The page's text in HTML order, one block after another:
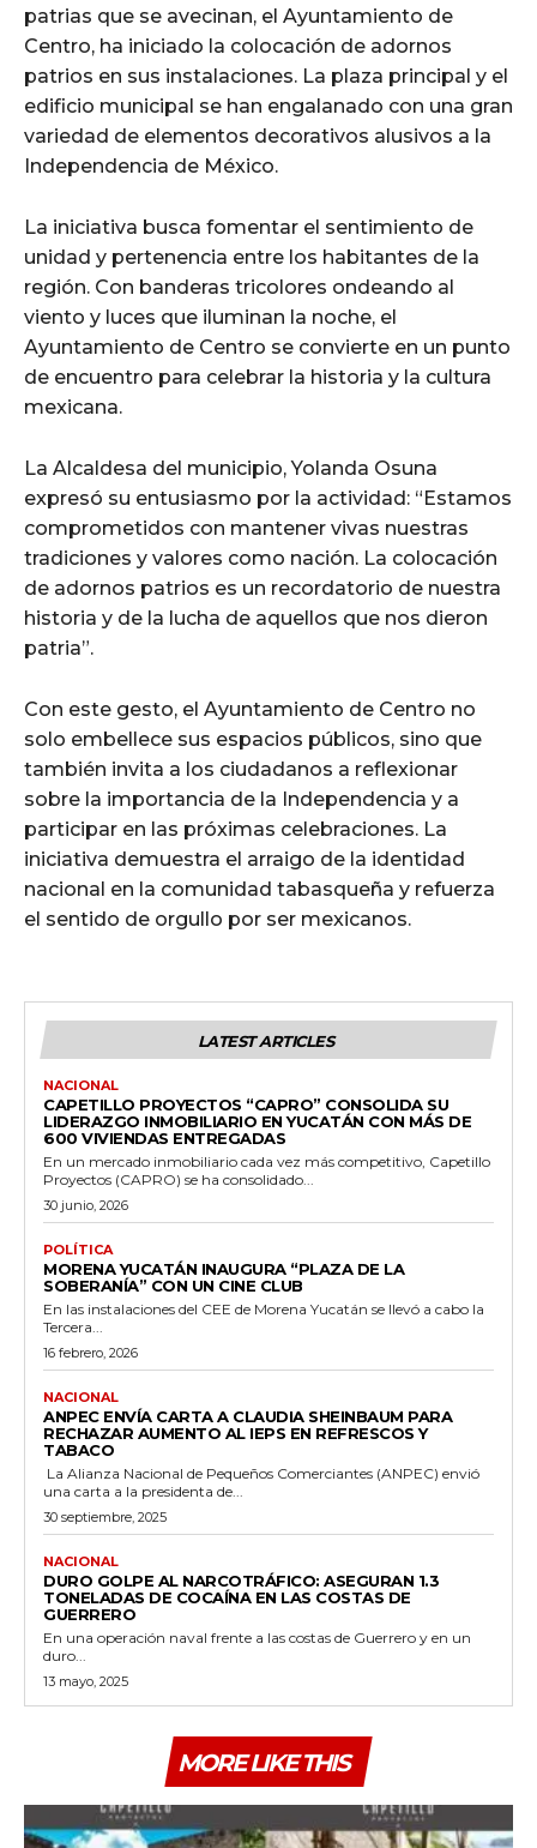
patrias que se avecinan, el Ayuntamiento de
Centro, ha iniciado la colocación de adornos
patrios en sus instalaciones. La plaza principal y el
edificio municipal se han engalanado con una gran
variedad de elementos decorativos alusivos a la
Independencia de México.
La iniciativa busca fomentar el sentimiento de
unidad y pertenencia entre los habitantes de la
región. Con banderas tricolores ondeando al
viento y luces que iluminan la noche, el
Ayuntamiento de Centro se convierte en un punto
de encuentro para celebrar la historia y la cultura
mexicana.
La Alcaldesa del municipio, Yolanda Osuna
expresó su entusiasmo por la actividad: “Estamos
comprometidos con mantener vivas nuestras
tradiciones y valores como nación. La colocación
de adornos patrios es un recordatorio de nuestra
historia y de la lucha de aquellos que nos dieron
patria”.
Con este gesto, el Ayuntamiento de Centro no
solo embellece sus espacios públicos, sino que
también invita a los ciudadanos a reflexionar
sobre la importancia de la Independencia y a
participar en las próximas celebraciones. La
iniciativa demuestra el arraigo de la identidad
nacional en la comunidad tabasqueña y refuerza
el sentido de orgullo por ser mexicanos.
LATEST ARTICLES
NACIONAL
CAPETILLO PROYECTOS “CAPRO” CONSOLIDA SU
LIDERAZGO INMOBILIARIO EN YUCATÁN CON MÁS DE
600 VIVIENDAS ENTREGADAS
En un mercado inmobiliario cada vez más competitivo, Capetillo
Proyectos (CAPRO) se ha consolidado...
30 junio, 2026
POLÍTICA
MORENA YUCATÁN INAUGURA “PLAZA DE LA
SOBERANÍA” CON UN CINE CLUB
En las instalaciones del CEE de Morena Yucatán se llevó a cabo la
Tercera...
16 febrero, 2026
NACIONAL
ANPEC ENVÍA CARTA A CLAUDIA SHEINBAUM PARA
RECHAZAR AUMENTO AL IEPS EN REFRESCOS Y
TABACO
La Alianza Nacional de Pequeños Comerciantes (ANPEC) envió
una carta a la presidenta de...
30 septiembre, 2025
NACIONAL
DURO GOLPE AL NARCOTRÁFICO: ASEGURAN 1.3
TONELADAS DE COCAÍNA EN LAS COSTAS DE
GUERRERO
En una operación naval frente a las costas de Guerrero y en un
duro...
13 mayo, 2025
MORE LIKE THIS